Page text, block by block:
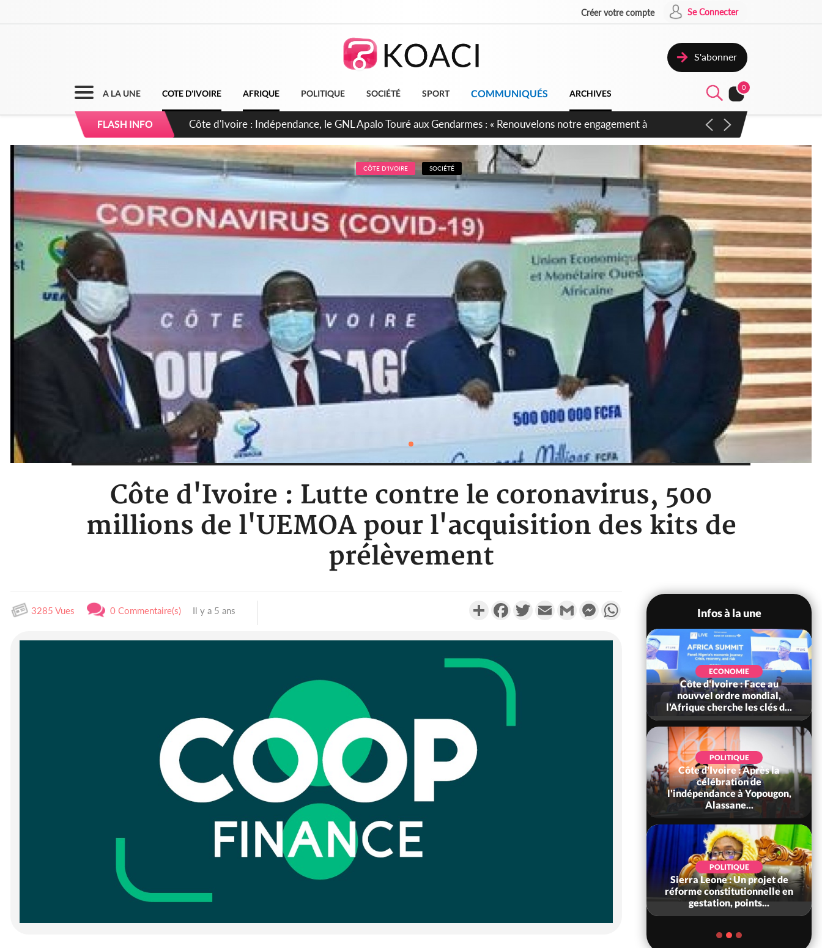
Créer votre compte Se Connecter
S'abonner
A LA UNE COTE D'IVOIRE AFRIQUE POLITIQUE SOCIÉTÉ SPORT COMMUNIQUÉS ARCHIVES
0
FLASH INFO
Sierra Leone : Un projet de réforme constitutionnelle en gestation, points clés des amendements, un exclu
d'avance
CÔTE D'IVOIRE SOCIÉTÉ
Côte d'Ivoire : Lutte contre le coronavirus, 500
millions de l'UEMOA pour l'acquisition des kits de
prélèvement
3285 Vues 0 Commentaire(s) Il y a 5 ans PartagerFacebookTwitterEmail Gmail MessengerWhatsApp
Infos à la une
résiduels de cacao, des
sociétés coopératives et
ECONOMIE
Côte d'Ivoire : Face au
nouvvel ordre mondial,
l'Afrique cherche les clés d...
POLITIQUE
Côte d'Ivoire : Après la
célébration de
l'indépendance à Yopougon,
Alassane...
POLITIQUE
Sierra Leone : Un projet de
réforme constitutionnelle en
gestation, points...